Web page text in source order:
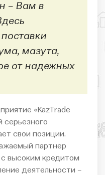
– Вам в
мазута,
от надежных
«KazTrade
серьезного
свои позиции.
партнер
высоким кредитом
деятельности –